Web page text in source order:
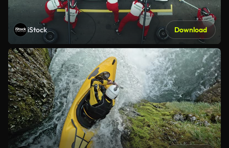
iStock Download